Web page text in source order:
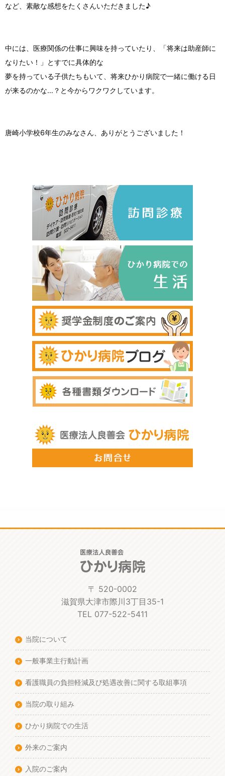
など、素敵な感想をたくさんいただきました♪
中には、医療関係の仕事に興味を持っていたり、「将来は助産師に
なりたい！」とすでに具体的な
夢を持っている子供たちもいて、将来ひかり病院で一緒に働ける日
が来るのかな…？と今からワクワクしています。
唐崎小学校6年生のみなさん、ありがとうございました！
〒 520-0002
滋賀県大津市際川3丁目35-1
TEL 077-522-5411
当院について
一般事業主行動計画
看護職員の負担軽減及び処遇改善に関する取組事項
当院の取り組み
ひかり病院での生活
外来のご案内
入院のご案内